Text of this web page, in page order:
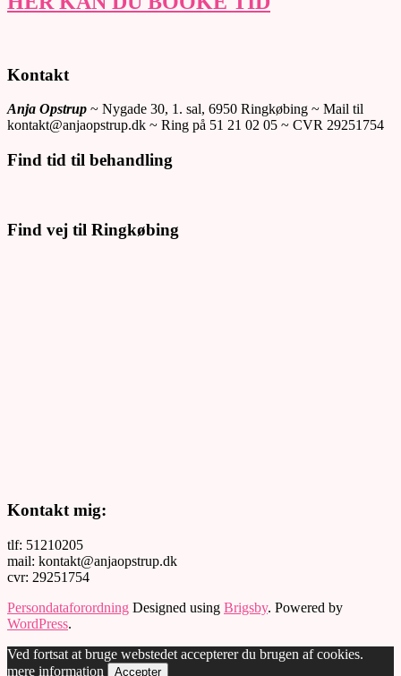
2019-
01-
08
Kontakt
Anja Opstrup ~ Nygade 30, 1. sal, 6950 Ringkøbing ~ Mail til
kontakt@anjaopstrup.dk ~ Ring på 51 21 02 05 ~ CVR 29251754
Find tid til behandling
Find vej til Ringkøbing
Kontakt mig:
tlf: 51210205
mail: kontakt@anjaopstrup.dk
cvr: 29251754
Persondataforordning Designed using Brigsby. Powered by
WordPress.
Ved fortsat at bruge webstedet accepterer du brugen af cookies.
mere information
Accepter